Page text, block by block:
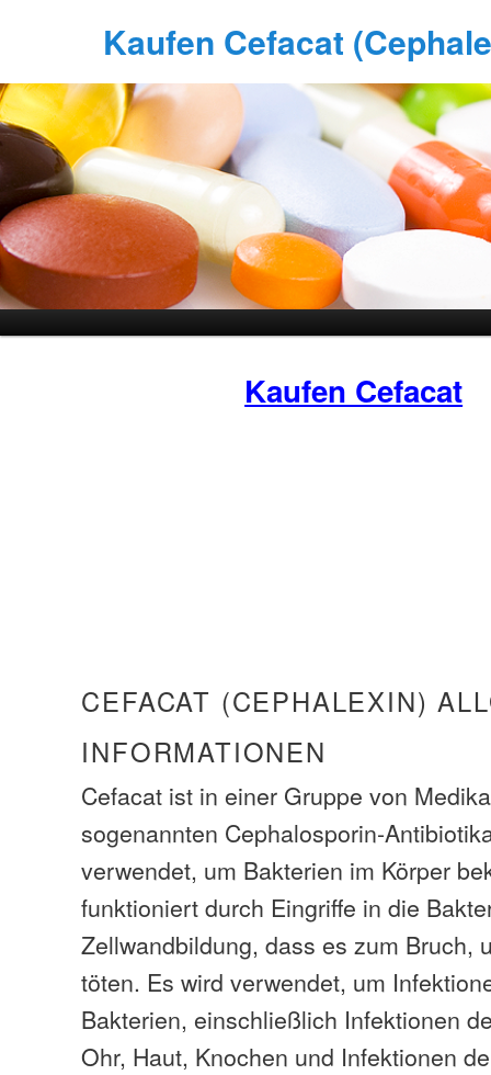
Kaufen Cefacat
Kaufen Cefacat
CEFACAT (CEPHALEXIN)
INFORMATIONEN
Cefacat ist in einer Gruppe von
sogenannten Cephalosporin-
verwendet, um Bakterien im Körper
funktioniert durch Eingriffe in die
Zellwandbildung, dass es zum Bruch,
töten. Es wird verwendet, um
Bakterien, einschließlich Infektionen
Ohr, Haut, Knochen und Infektionen